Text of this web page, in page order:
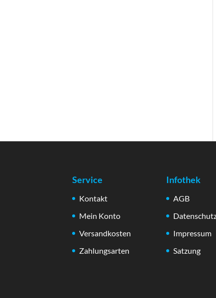
Service
Kontakt
Mein Konto
Versandkosten
Zahlungsarten
Infothek
AGB
Impressum
Satzung